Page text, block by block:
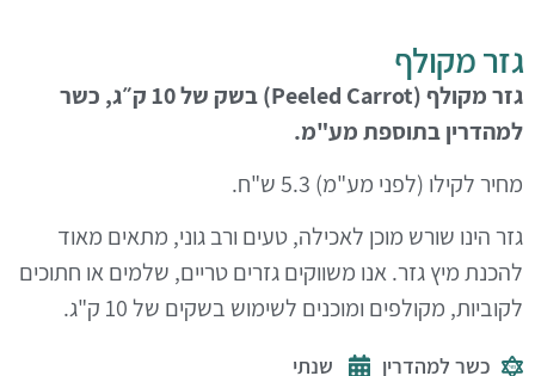
גזר מקולף
גזר מקולף (Peeled Carrot
) בשק של 10 ק״ג, כשר
למהדרין בתוספת מע"מ.
מחיר לקילו (לפני מע"מ) 5.3 ש"ח.
גזר הינו שורש מוכן לאכילה, טעים ורב גוני, מתאים מאוד
להכנת מיץ גזר. אנו משווקים גזרים טריים, שלמים או חתוכים
לקוביות, מקולפים ומוכנים לשימוש בשקים של 10 ק"ג.
כשר למהדרין שנתי